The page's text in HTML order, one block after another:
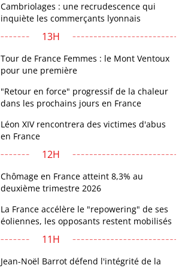
Cambriolages : une recrudescence qui
inquiète les commerçants lyonnais
13H
Tour de France Femmes : le Mont Ventoux
pour une première
"Retour en force" progressif de la chaleur
dans les prochains jours en France
Léon XIV rencontrera des victimes d'abus
en France
12H
Chômage en France atteint 8,3% au
deuxième trimestre 2026
La France accélère le "repowering" de ses
éoliennes, les opposants restent mobilisés
11H
Jean-Noël Barrot défend l'intégrité de la